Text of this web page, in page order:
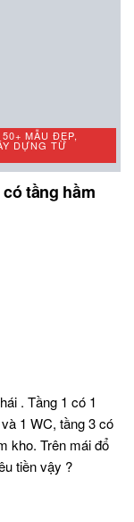
MẪU ĐẸP,
DỰNG TỪ
tầng hầm
. Tầng 1 có 1
1 WC, tầng 3 có
kho. Trên mái đổ
tiền vậy ?